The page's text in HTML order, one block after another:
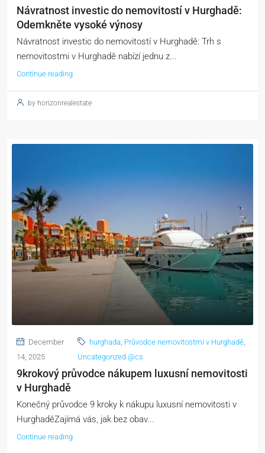
Návratnost investic do nemovitostí v Hurghadě:
Odemkněte vysoké výnosy
Návratnost investic do nemovitostí v Hurghadě: Trh s
nemovitostmi v Hurghadě nabízí jednu z...
Continue reading
by horizonrealestate
December
14, 2025
hurghada, Průvodce nemovitostmi v Hurghadě,
Uncategorized @cs
9krokový průvodce nákupem luxusní nemovitosti
v Hurghadě
Konečný průvodce 9 kroky k nákupu luxusní nemovitosti v
HurghaděZajímá vás, jak bez obav...
Continue reading